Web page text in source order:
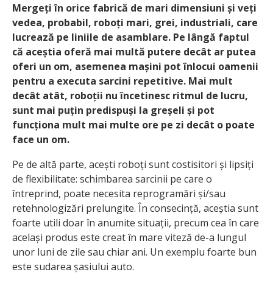
Mergeți în orice fabrică de mari dimensiuni și veți
vedea, probabil, roboți mari, grei, industriali, care
lucrează pe liniile de asamblare. Pe lângă faptul
că aceștia oferă mai multă putere decât ar putea
oferi un om, asemenea mașini pot înlocui oamenii
pentru a executa sarcini repetitive. Mai mult
decât atât, roboții nu încetinesc ritmul de lucru,
sunt mai puțin predispuși la greșeli și pot
funcționa mult mai multe ore pe zi decât o poate
face un om.
Pe de altă parte, acești roboți sunt costisitori și lipsiți
de flexibilitate: schimbarea sarcinii pe care o
întreprind, poate necesita reprogramări și/sau
retehnologizări prelungite. În consecință, aceștia sunt
foarte utili doar în anumite situații, precum cea în care
același produs este creat în mare viteză de-a lungul
unor luni de zile sau chiar ani. Un exemplu foarte bun
este sudarea șasiului auto.